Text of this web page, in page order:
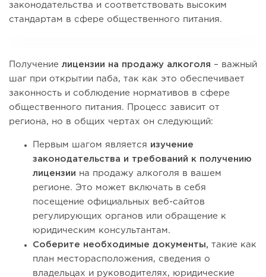
законодательства и соответствовать высоким
стандартам в сфере общественного питания.
Получение лицензии на продажу алкоголя – важный
шаг при открытии паба, так как это обеспечивает
законность и соблюдение нормативов в сфере
общественного питания. Процесс зависит от
региона, но в общих чертах он следующий:
Первым шагом является изучение
законодательства и требований к получению
лицензии на продажу алкоголя в вашем
регионе. Это может включать в себя
посещение официальных веб-сайтов
регулирующих органов или обращение к
юридическим консультантам.
Соберите необходимые документы, такие как
план месторасположения, сведения о
владельцах и руководителях, юридические